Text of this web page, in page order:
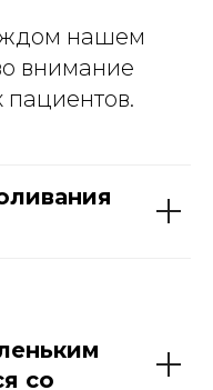
нашем
внимание
со